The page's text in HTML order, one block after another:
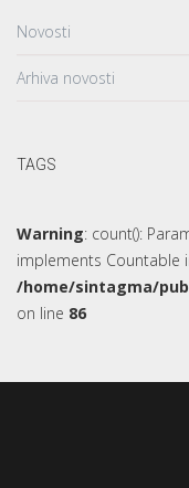
Novosti
Arhiva novosti
TAGS
Warning: count():
implements Countable
/home/sintagma/
on line 86